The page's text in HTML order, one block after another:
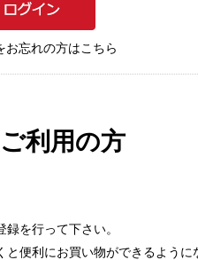
お忘れの方はこちら
利用の方
を行って下さい。
便利にお買い物ができるように